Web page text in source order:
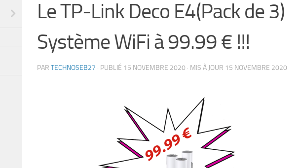
Le TP-Link Deco E4(Pack de 3)
Système WiFi à 99.99 € !!!
PAR TECHNOSEB27 · PUBLIÉ 15 NOVEMBRE 2020 · MIS À JOUR 15 NOVEMBRE 2020